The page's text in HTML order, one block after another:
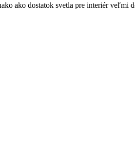
ako dostatok svetla pre interiér veľmi